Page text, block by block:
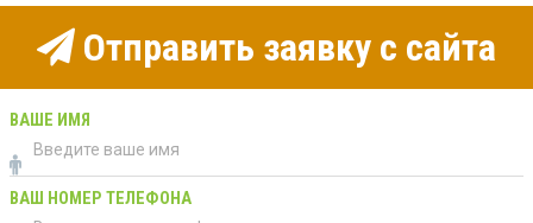
Отправить заявку с сайта
ВАШЕ ИМЯ
ВАШ НОМЕР ТЕЛЕФОНА